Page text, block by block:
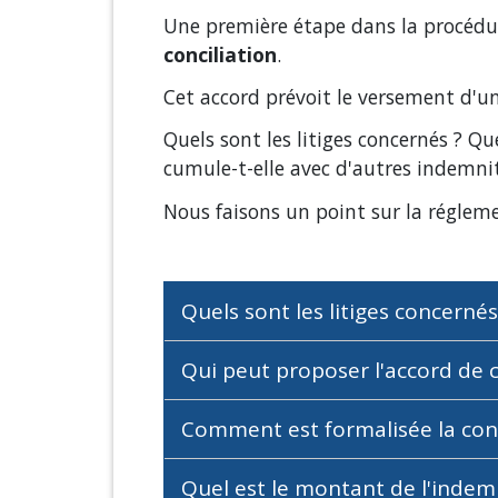
Une première étape dans la
conciliation.
Cet accord prévoit le versement
Quels sont les litiges concernés ?
cumule-t-elle avec d'autres
Nous faisons un point sur la
Quels sont les litiges
Qui peut proposer l'accord de
Comment est formalisée la
Quel est le montant de